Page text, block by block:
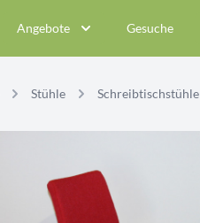
Angebote Gesuche
Stühle Schreibtischstühle